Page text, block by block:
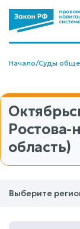
Начало/Суды
Ростова-
область)
Выберите